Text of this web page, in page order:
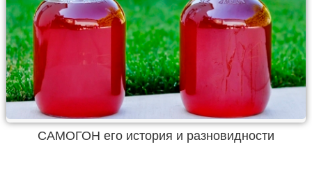
САМОГОН его история и разновидности